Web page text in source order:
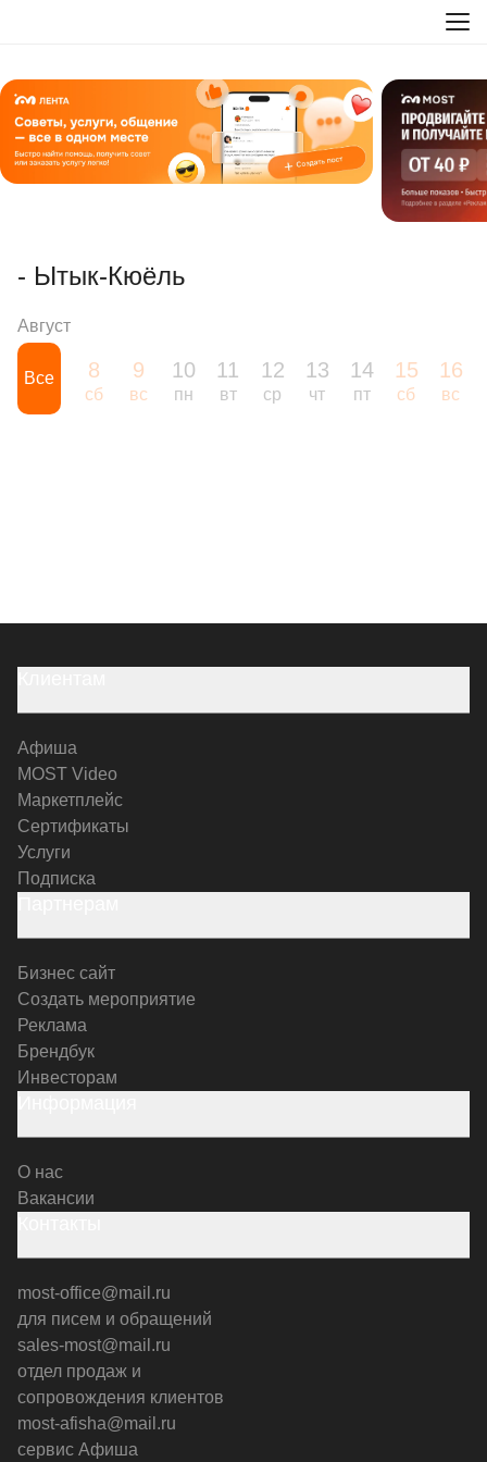
- Ытык-Кюёль
Все
Август
8
сб
9
вс
10
пн
11
вт
12
ср
13
чт
14
пт
15
сб
16
вс
Афиша
MOST Video
Маркетплейс
Сертификаты
Услуги
Подписка
Бизнес сайт
Создать мероприятие
Реклама
Брендбук
Инвесторам
О нас
Вакансии
most-office@mail.ru
для писем и обращений
sales-most@mail.ru
отдел продаж и
сопровождения клиентов
most-afisha@mail.ru
сервис Афиша